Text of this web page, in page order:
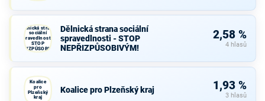
Dělnická strana
sociální
spravedlnosti -
STOP
NEPŘIZPŮSOBIVÝM!
Dělnická strana sociální
spravedlnosti - STOP
NEPŘIZPŮSOBIVÝM!
2,58 %
4 hlasů
Koalice
pro
Plzeňský
kraj
Koalice pro Plzeňský kraj 1,93 %
3 hlasů